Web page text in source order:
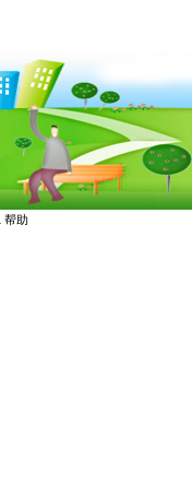
帮助